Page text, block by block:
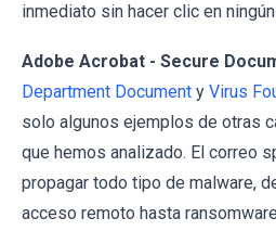
inmediato sin hacer clic en
Adobe Acrobat - Secure
Department Document y Virus
solo algunos ejemplos de otras
que hemos analizado. El correo
propagar todo tipo de malware,
acceso remoto hasta